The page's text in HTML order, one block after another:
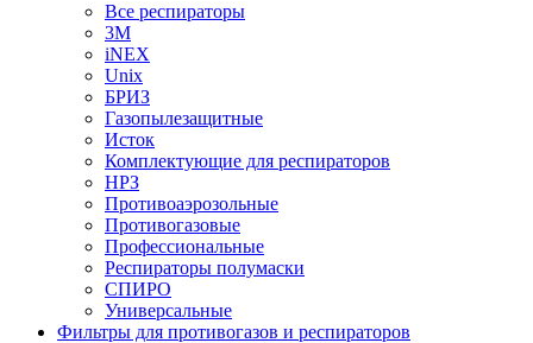
Все респираторы
3М
iNEX
Unix
БРИЗ
Газопылезащитные
Исток
Комплектующие для респираторов
НРЗ
Противоаэрозольные
Противогазовые
Профессиональные
Респираторы полумаски
СПИРО
Универсальные
Фильтры для противогазов и респираторов